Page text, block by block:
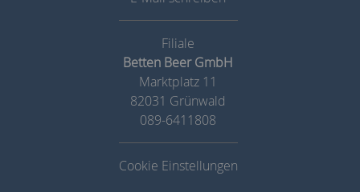
Betten Beer GmbH
Marktplatz 11
82031 Grünwald
089-6411808
Cookie Einstellungen